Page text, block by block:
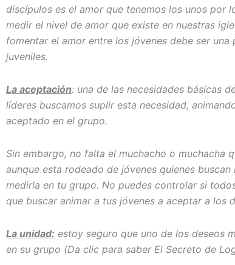
discípulos es el amor que tenemos los unos por
medir el nivel de amor que existe en nuestras
fomentar el amor entre los jóvenes debe ser
juveniles.
La aceptación: una de las necesidades básicas
líderes buscamos suplir esta necesidad,
aceptado en el grupo.
Sin embargo, no falta el muchacho o muchacha
aunque esta rodeado de jóvenes quienes
medirla en tu grupo. No puedes controlar si
que buscar animar a tus jóvenes a aceptar a los
La unidad: estoy seguro que uno de los deseos
en su grupo (Da clic para saber El Secreto de